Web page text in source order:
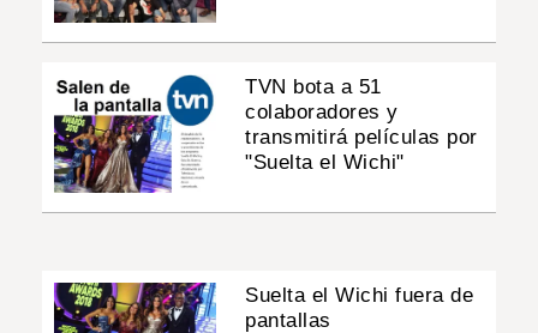
TVN bota a 51
colaboradores y
transmitirá películas por
"Suelta el Wichi"
Suelta el Wichi fuera de
pantallas